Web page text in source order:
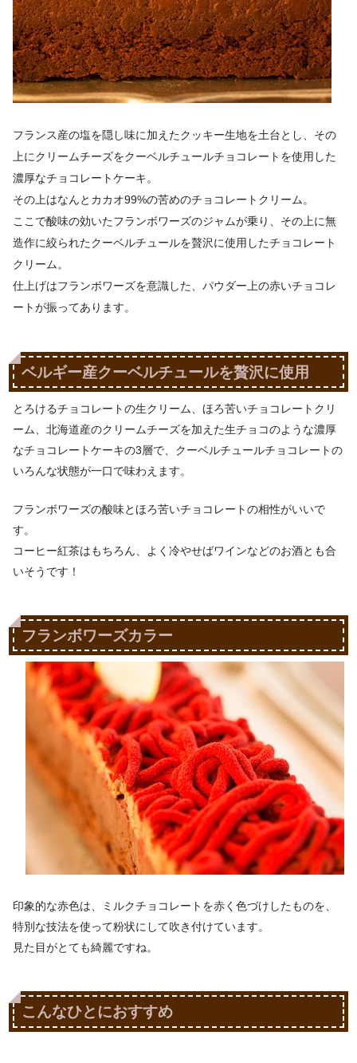
フランス産の塩を隠し味に加えたクッキー生地を土台とし、その
上にクリームチーズをクーベルチュールチョコレートを使用した
濃厚なチョコレートケーキ。
その上はなんとカカオ99%の苦めのチョコレートクリーム。
ここで酸味の効いたフランボワーズのジャムが乗り、その上に無
造作に絞られたクーベルチュールを贅沢に使用したチョコレート
クリーム。
仕上げはフランボワーズを意識した、パウダー上の赤いチョコレ
ートが振ってあります。
ベルギー産クーベルチュールを贅沢に使用
とろけるチョコレートの生クリーム、ほろ苦いチョコレートクリ
ーム、北海道産のクリームチーズを加えた生チョコのような濃厚
なチョコレートケーキの3層で、クーベルチュールチョコレートの
いろんな状態が一口で味わえます。
フランボワーズの酸味とほろ苦いチョコレートの相性がいいで
す。
コーヒー紅茶はもちろん、よく冷やせばワインなどのお酒とも合
いそうです！
フランボワーズカラー
印象的な赤色は、ミルクチョコレートを赤く色づけしたものを、
特別な技法を使って粉状にして吹き付けています。
見た目がとても綺麗ですね。
こんなひとにおすすめ